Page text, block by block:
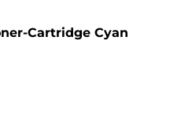
Cartridge Cyan